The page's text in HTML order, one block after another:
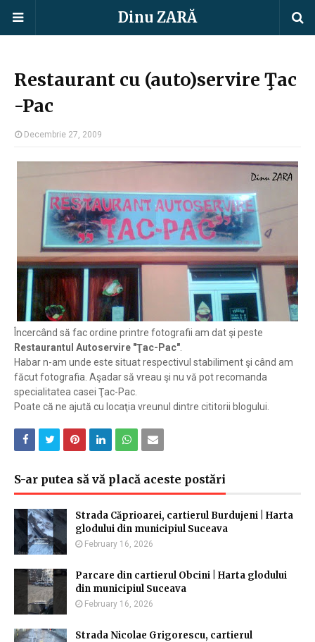
Dinu ZARĂ
Restaurant cu (auto)servire Ţac
-Pac
Decembrie 27, 2009
Încercând să fac ordine printre fotografii am dat şi peste
Restaurantul Autoservire "Ţac-Pac"
Habar n-am unde este situat respectivul stabiliment şi când am
făcut fotografia. Aşadar să vreau şi nu vă pot recomanda
specialitatea casei Ţac-Pac.
Poate că ne ajută cu locaţia vreunul dintre cititorii blogului.
S-ar putea să vă placă aceste postări
Strada Căprioarei, cartierul Burdujeni | Harta
glodului din municipiul Suceava
February 16, 2026
Parcare din cartierul Obcini | Harta glodului
din municipiul Suceava
February 16, 2026
Strada Nicolae Grigorescu, cartierul